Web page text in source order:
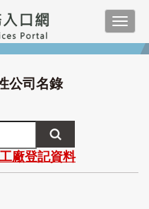
公司名錄
廠登記資料